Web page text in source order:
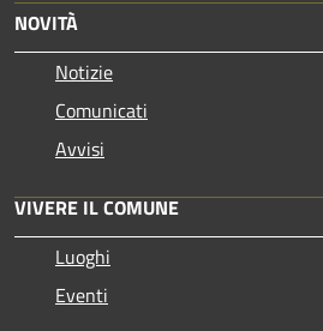
NOVITÀ
Notizie
Comunicati
Avvisi
VIVERE IL COMUNE
Luoghi
Eventi